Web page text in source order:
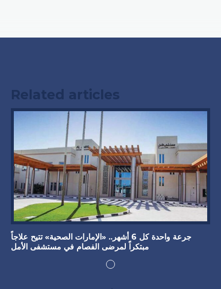
Related articles
جرعة واحدة كل 6 أشهر.. «الإمارات الصحية» تتيح علاجاً
مبتكراً لمرضى الفصام في مستشفى الأمل